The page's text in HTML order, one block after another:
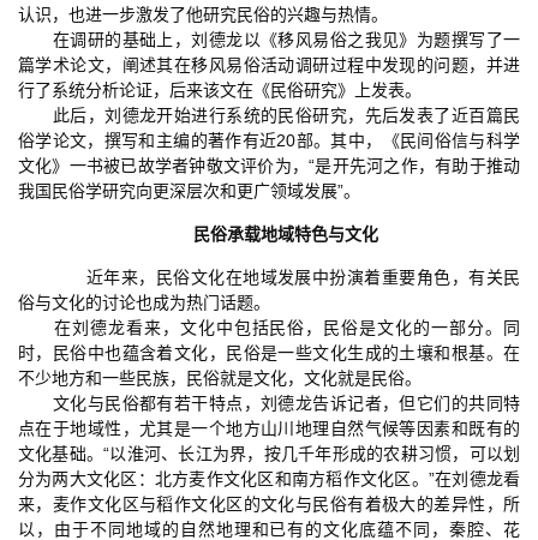
认识，也进一步激发了他研究民俗的兴趣与热情。
在调研的基础上，刘德龙以《移风易俗之我见》为题撰写了一
篇学术论文，阐述其在移风易俗活动调研过程中发现的问题，并进
行了系统分析论证，后来该文在《民俗研究》上发表。
此后，刘德龙开始进行系统的民俗研究，先后发表了近百篇民
俗学论文，撰写和主编的著作有近20部。其中，《民间俗信与科学
文化》一书被已故学者钟敬文评价为，“是开先河之作，有助于推动
我国民俗学研究向更深层次和更广领域发展”。
民俗承载地域特色与文化
近年来，民俗文化在地域发展中扮演着重要角色，有关民
俗与文化的讨论也成为热门话题。
在刘德龙看来，文化中包括民俗，民俗是文化的一部分。同
时，民俗中也蕴含着文化，民俗是一些文化生成的土壤和根基。在
不少地方和一些民族，民俗就是文化，文化就是民俗。
文化与民俗都有若干特点，刘德龙告诉记者，但它们的共同特
点在于地域性，尤其是一个地方山川地理自然气候等因素和既有的
文化基础。“以淮河、长江为界，按几千年形成的农耕习惯，可以划
分为两大文化区：北方麦作文化区和南方稻作文化区。”在刘德龙看
来，麦作文化区与稻作文化区的文化与民俗有着极大的差异性，所
以，由于不同地域的自然地理和已有的文化底蕴不同，秦腔、花